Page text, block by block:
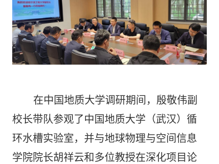
在中国地质大学调研期间，殷敬伟副
校长带队参观了中国地质大学（武汉） 循
环水槽实验室，并与地球物理与空间信息
学院院长胡祥云和多位教授在深化项目论